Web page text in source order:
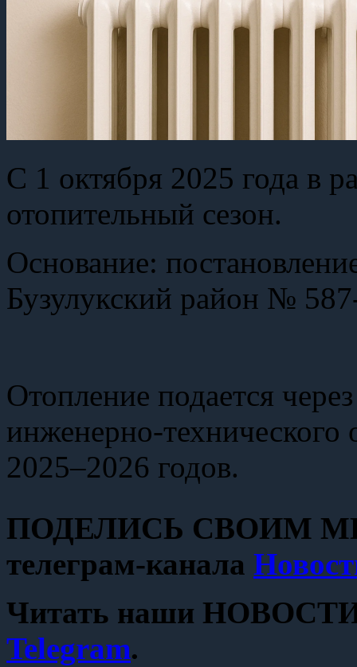
С 1 октября 2025 года в
отопительный сезон.
Основание:
Бузулукский район №
Отопление подается
инженерно-технического
2025–2026 годов.
ПОДЕЛИСЬ СВОИМ
телеграм-канала
Читать наши НОВОСТИ
Telegram.